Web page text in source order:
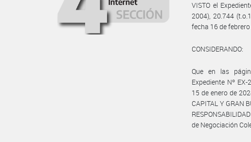
VISTO el
2004), 20.744
fecha 16 de
CONSIDERANDO:
Que en las
Expediente Nº
15 de enero de
CAPITAL Y GRAN
de Negociación